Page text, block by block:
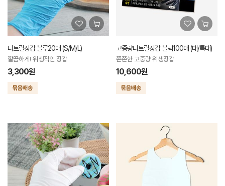
니트릴장갑 블루20매 (S/M/L)
깔끔하게! 위생적인 장갑
3,300원
고중량니트릴장갑 블랙100매 (대/특대)
쫀쫀한 고중량 위생장갑
10,600원